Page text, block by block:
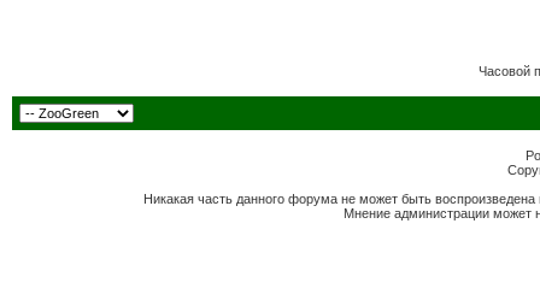
Часовой
Никакая часть данного форума не может быть
Мнение администрации может